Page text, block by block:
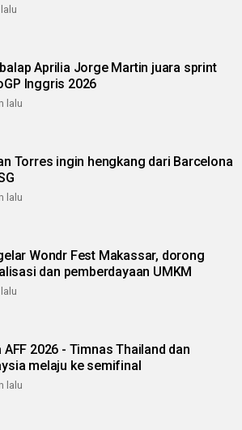
Aprilia Jorge Martin juara sprint
Inggris 2026
lalu
Torres ingin hengkang dari Barcelona
lalu
Wondr Fest Makassar, dorong
dan pemberdayaan UMKM
AFF 2026 - Timnas Thailand dan
melaju ke semifinal
lalu